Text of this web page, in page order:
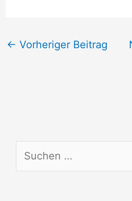
← Vorheriger Beitrag
u